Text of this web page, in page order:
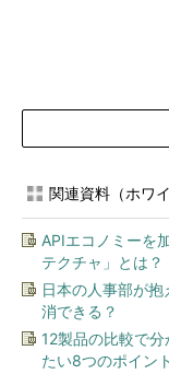
関連資料（ホワ
APIエコノミーを
テクチャ」とは？
日本の人事部が
消できる？
12製品の比較で
たい8つのポイント